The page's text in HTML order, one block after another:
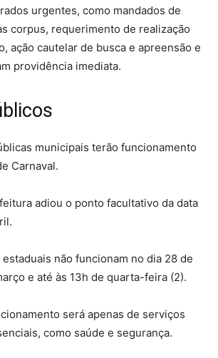
urgentes, como mandados de
corpus, requerimento de realização
ação cautelar de busca e apreensão e
providência imediata.
municipais terão funcionamento
Carnaval.
adiou o ponto facultativo da data
não funcionam no dia 28 de
e até às 13h de quarta-feira (2).
será apenas de serviços
como saúde e segurança.